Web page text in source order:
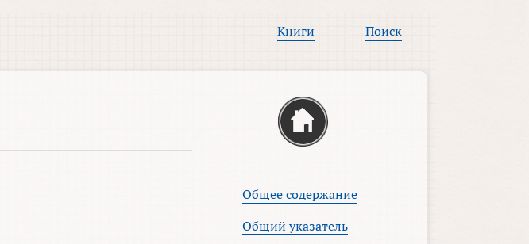
Книги Поиск
Общее содержание
Общий указатель